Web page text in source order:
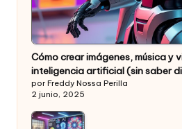
Cómo crear imágenes, música y
inteligencia artificial (sin saber
por Freddy Nossa Perilla
2 junio, 2025